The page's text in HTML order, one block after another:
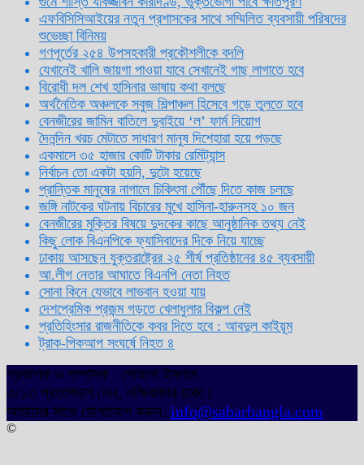
এফবিসিসিআইয়ের নতুন প্রশাসকের সাথে সম্মিলিত ব্যবসায়ী পরিষদের
শুভেচ্ছা বিনিময়
গণপূর্তের ২৫৪ উপসহকারী প্রকৌশলীকে বদলি
যেখানেই খালি জায়গা পাওয়া যাবে সেখানেই গাছ লাগাতে হবে
বিরোধী দল শেখ হাসিনার ভাষায় কথা বলছে
অর্থনৈতিক অঞ্চলকে সবুজ শিল্পাঞ্চল হিসেবে গড়ে তুলতে হবে
বেনজীরের জামিন বাতিলে দুবাইয়ে ‌‘ল’ ফার্ম নিয়োগ
দৈনন্দিন খরচ মেটাতে সাধারণ মানুষ দিশেহারা হয়ে পড়ছে
একমাসে ৩৫ হাজার কোটি টাকার রেমিট্যান্স
নির্বাচন তো একটা হয়নি, দুটো হয়েছে
প্রান্তিক মানুষের নাগালে চিকিৎসা পৌঁছে দিতে কাজ চলছে
জঙ্গি নাটকের ঘটনায় বিচারের মুখে হাসিনা-হারুনসহ ১০ জন
বেনজীরের মুক্তির বিষয়ে দুদকের কাছে আনুষ্ঠানিক তথ্য নেই
কিছু লোক বিএনপিকে ফ্যাসিবাদের দিকে নিয়ে যাচ্ছে
ঢাকায় আসছেন যুক্তরাষ্ট্রের ২৫ শীর্ষ প্রতিষ্ঠানের ৪৫ ব্যবসায়ী
আ.লীগ নেতার আঘাতে বিএনপি নেতা নিহত
সোনা কিনে যেভাবে লাভবান হওয়া যায়
দেশপ্রেমিক প্রজন্ম গড়তে খেলাধুলার বিকল্প নেই
প্রতিহিংসার রাজনীতিকে কবর দিতে হবে : আবদুল কাইয়ূম
ট্রাক-পিকআপ সংঘর্ষে নিহত ৪
প্রকাশক ও সম্পাদক : সোহানা ইসলাম
৩/১৩ প্রতাপদাশ লেন, লক্ষিবাজার ঢাকা।
আমাদের সাথে যোগাযোগ করুন: info@sabarbangla.com
©